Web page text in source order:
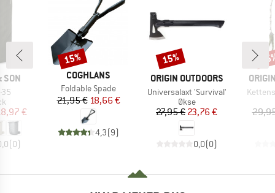
SON
pris
€
(0)
MÆRKE
COGHLANS
Artikel
Foldable Spade
Pris
21,95 €Nedsat pris
18,66 €
4,3(9)
Rabat
15%
MÆRKE
ORIGIN OUTDOORS
Artikel
Universalaxt 'Survival'
Produktgruppe
Økse
Pris
27,95 € Nedsat pris
23,76 €
0,0(0)
Rabat
15%
Artikel